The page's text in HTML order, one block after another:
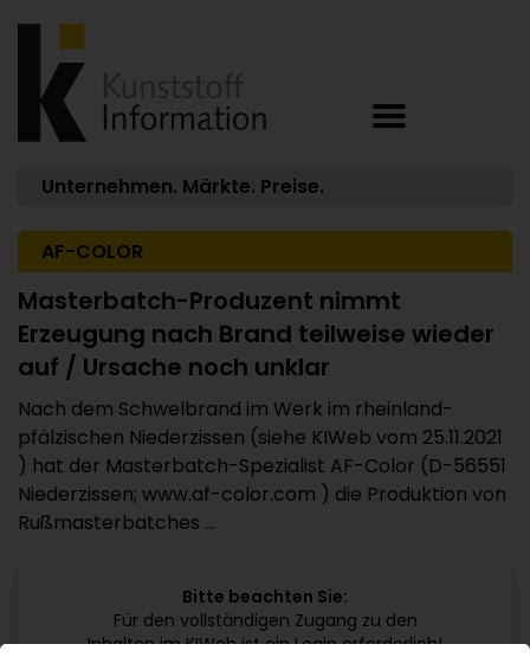
Unternehmen. Märkte. Preise.
AF-COLOR
Masterbatch-Produzent nimmt
Erzeugung nach Brand teilweise wieder
auf / Ursache noch unklar
Nach dem Schwelbrand im Werk im rheinland-
pfälzischen Niederzissen (siehe KIWeb vom 25.11.2021
) hat der Masterbatch-Spezialist AF-Color (D-56551
Niederzissen; www.af-color.com ) die Produktion von
Rußmasterbatches ...
Bitte beachten Sie:
Für den vollständigen Zugang zu den
Inhalten im KIWeb ist ein Login erforderlich!